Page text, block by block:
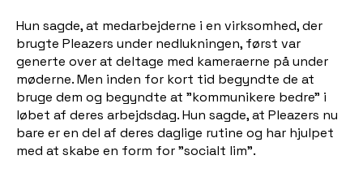
Hun sagde, at medarbejderne i en virksomhed, der
brugte Pleazers under nedlukningen, først var
generte over at deltage med kameraerne på under
møderne. Men inden for kort tid begyndte de at
bruge dem og begyndte at "kommunikere bedre" i
løbet af deres arbejdsdag. Hun sagde, at Pleazers nu
bare er en del af deres daglige rutine og har hjulpet
med at skabe en form for "socialt lim".